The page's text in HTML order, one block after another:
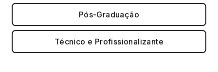
Pós-Graduação
Técnico e Profissionalizante